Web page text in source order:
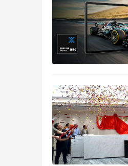
AI技术的全面融合与
愈发明显，催生了
电子正处于AI驱动